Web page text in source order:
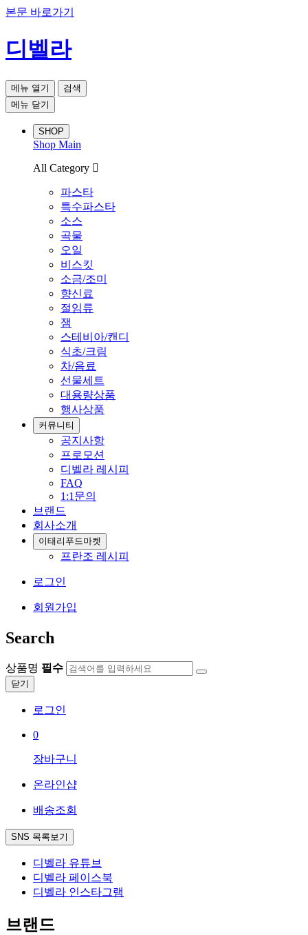
본문 바로가기
디벨라
메뉴 열기
검색
메뉴 닫기
SHOP
Shop Main
All Category
파스타
특수파스타
소스
곡물
오일
비스킷
소금/조미
향신료
절임류
잼
스테비아/캔디
식초/크림
차/음료
선물세트
대용량상품
행사상품
커뮤니티
공지사항
프로모션
디벨라 레시피
FAQ
1:1문의
브랜드
회사소개
이태리푸드마켓
프란조 레시피
로그인
회원가입
Search
상품명 필수
닫기
로그인
0
장바구니
온라인샵
배송조회
SNS 목록보기
디벨라 유튜브
디벨라 페이스북
디벨라 인스타그램
브랜드